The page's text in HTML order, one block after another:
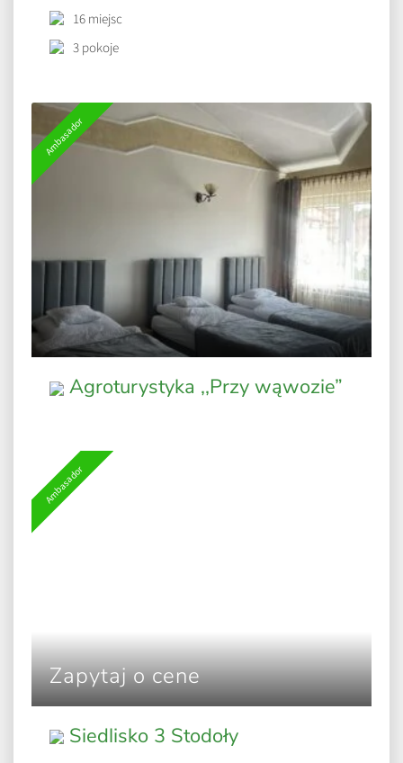
16 miejsc
3 pokoje
Ambasador
Agroturystyka ,,Przy wąwozie”
Ambasador
Zapytaj o cene
Siedlisko 3 Stodoły